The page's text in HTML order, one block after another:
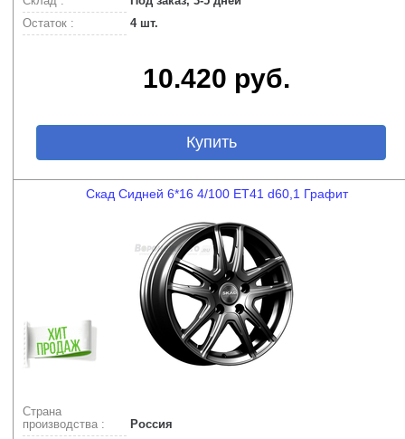
Остаток :
4 шт.
10.420 руб.
Купить
Скад Сидней 6*16 4/100 ET41 d60,1 Графит
Страна
производства :
Россия